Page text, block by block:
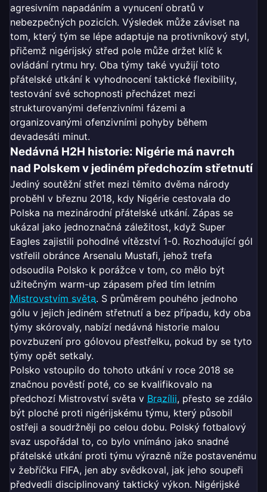
agresivním napadáním a vynucení obratů v
nebezpečných pozicích. Výsledek může záviset na
tom, který tým se lépe adaptuje na protivníkový styl,
přičemž nigérijský střed pole může držet klíč k
ovládání rytmu hry. Oba týmy také využijí toto
přátelské utkání k vyhodnocení taktické flexibility,
testování své schopnosti přecházet mezi
strukturovanými defenzivními fázemi a
organizovanými ofenzivními pohyby během
devadesáti minut.
Nedávná H2H historie: Nigérie má navrch
nad Polskem v jediném předchozím střetnutí
Jediný soutěžní střet mezi těmito dvěma národy
proběhl v březnu 2018, kdy Nigérie cestovala do
Polska na mezinárodní přátelské utkání. Zápas se
ukázal jako jednoznačná záležitost, když Super
Eagles zajistili pohodlné vítězství 1-0. Rozhodující gól
vstřelil obránce Arsenalu Mustafi, jehož trefa
odsoudila Polsko k porážce v tom, co mělo být
užitečným warm-up zápasem před tím letním
Mistrovstvím světa. S průměrem pouhého jednoho
gólu v jejich jediném střetnutí a bez případu, kdy oba
týmy skórovaly, nabízí nedávná historie malou
povzbuzení pro gólovou přestřelku, pokud by se tyto
týmy opět setkaly.
Polsko vstoupilo do tohoto utkání v roce 2018 se
značnou pověstí poté, co se kvalifikovalo na
předchozí Mistrovství světa v Brazílii, přesto se zdálo
být ploché proti nigérijskému týmu, který působil
ostřeji a soudržněji po celou dobu. Polský fotbalový
svaz uspořádal to, co bylo vnímáno jako snadné
přátelské utkání proti týmu výrazně níže postavenému
v žebříčku FIFA, jen aby svědkoval, jak jeho soupeři
předvedli disciplinovaný taktický výkon. Nigérijské